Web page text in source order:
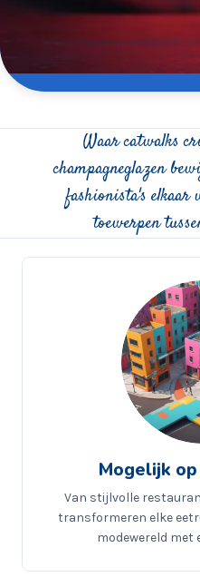
Waar catwalks
champagneglazen
fashionista's elkaar
toewerpen
Mogelijk
Van stijlvolle
transformeren elke
modewereld met